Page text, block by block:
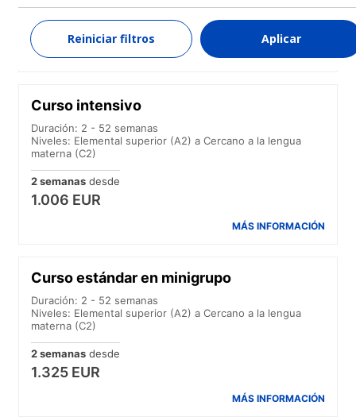
Reiniciar filtros Aplicar
2 semanasdesde
724 EUR
Curso intensivo
Duración: 2 - 52 semanas
Niveles: Elemental superior (A2) a Cercano a la lengua
materna (C2)
2 semanas desde
1.006 EUR
MÁS INFORMACIÓN
Curso estándar en minigrupo
Duración: 2 - 52 semanas
Niveles: Elemental superior (A2) a Cercano a la lengua
materna (C2)
2 semanas desde
1.325 EUR
MÁS INFORMACIÓN